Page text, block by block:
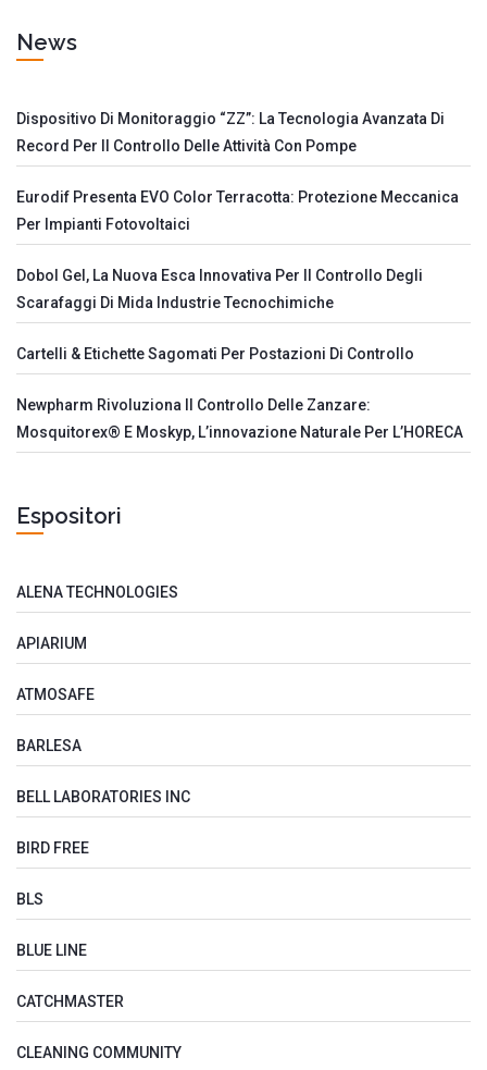
News
Dispositivo Di Monitoraggio “ZZ”: La Tecnologia Avanzata Di
Record Per Il Controllo Delle Attività Con Pompe
Eurodif Presenta EVO Color Terracotta: Protezione Meccanica
Per Impianti Fotovoltaici
Dobol Gel, La Nuova Esca Innovativa Per Il Controllo Degli
Scarafaggi Di Mida Industrie Tecnochimiche
Cartelli & Etichette Sagomati Per Postazioni Di Controllo
Newpharm Rivoluziona Il Controllo Delle Zanzare:
Mosquitorex® E Moskyp, L’innovazione Naturale Per L’HORECA
Espositori
ALENA TECHNOLOGIES
APIARIUM
ATMOSAFE
BARLESA
BELL LABORATORIES INC
BIRD FREE
BLS
BLUE LINE
CATCHMASTER
CLEANING COMMUNITY